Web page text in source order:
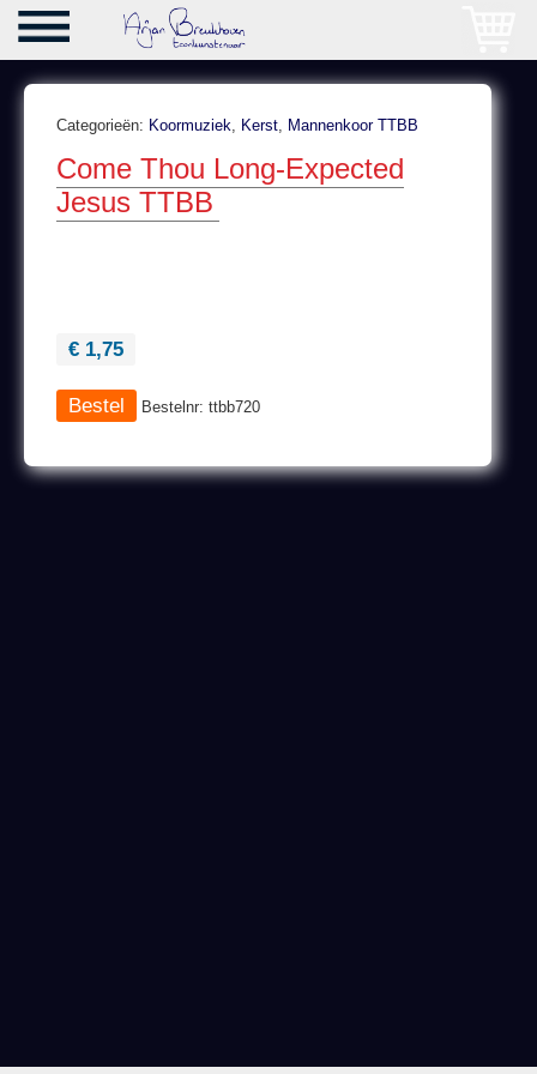
Categorieën: Koormuziek, Kerst, Mannenkoor TTBB
Come Thou Long-Expected
Jesus TTBB
€ 1,75
Bestelnr: ttbb720